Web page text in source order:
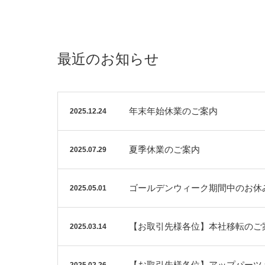
最近のお知らせ
2025.12.24 年末年始休業のご案内
2025.07.29 夏季休業のご案内
2025.05.01 ゴールデンウィーク期間中のお休
2025.03.14 【お取引先様各位】本社移転のご